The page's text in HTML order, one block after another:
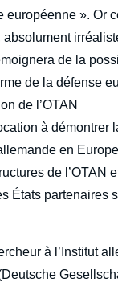
européenne ». Or
absolument
de la
de la défense
de l’OTAN
à démontrer
en
de l’OTAN
États partenaires
à l’Institut